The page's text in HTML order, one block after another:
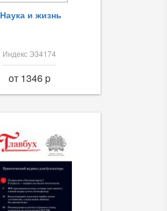
Наука и жизнь
Индекс Э34174
от 1346 p